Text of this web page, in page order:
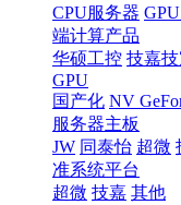
CPU服务器
端计算产品
华硕工控 技嘉
GPU
国产化 NV
服务器主板
JW 同泰怡 超微
准系统平台
超微 技嘉 其他